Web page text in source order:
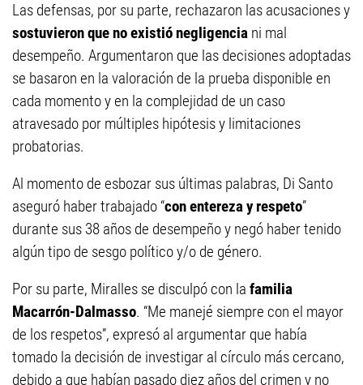
Las defensas, por su parte, rechazaron las acusaciones y
sostuvieron que no existió negligencia ni mal
desempeño. Argumentaron que las decisiones adoptadas
se basaron en la valoración de la prueba disponible en
cada momento y en la complejidad de un caso
atravesado por múltiples hipótesis y limitaciones
probatorias.
Al momento de esbozar sus últimas palabras, Di Santo
aseguró haber trabajado “con entereza y respeto”
durante sus 38 años de desempeño y negó haber tenido
algún tipo de sesgo político y/o de género.
Por su parte, Miralles se disculpó con la familia
Macarrón-Dalmasso. “Me manejé siempre con el mayor
de los respetos”, expresó al argumentar que había
tomado la decisión de investigar al círculo más cercano,
debido a que habían pasado diez años del crimen y no